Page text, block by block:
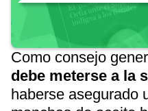
Como consejo
debe meterse a la
haberse asegurado